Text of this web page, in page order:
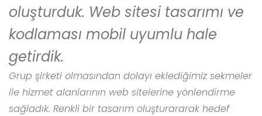
oluşturduk. Web sitesi tasarımı ve
kodlaması mobil uyumlu hale
getirdik.
Grup şirketi olmasından dolayı eklediğimiz sekmeler
ile hizmet alanlarının web sitelerine yönlendirme
sağladık. Renkli bir tasarım oluşturararak hedef